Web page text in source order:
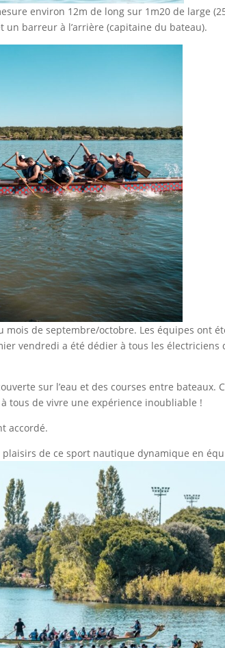
environ 12m de long sur 1m20 de large
barreur à l’arrière (capitaine du bateau).
de septembre/octobre. Les équipes ont
vendredi a été dédier à tous les électriciens
sur l’eau et des courses entre bateaux.
tous de vivre une expérience inoubliable !
accordé.
de ce sport nautique dynamique en